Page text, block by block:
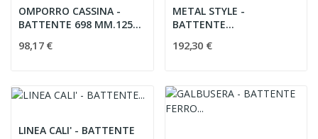
OMPORRO CASSINA -
BATTENTE 698 MM.125
98,17 €
METAL STYLE -
BATTENTE
192,30 €
LINEA CALI' - BATTENTE